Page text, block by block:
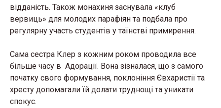
відданість. Також монахиня заснувала «клуб
вервиць» для молодих парафіян та подбала про
регулярну участь студентів у таїнстві примирення.
Сама сестра Клер з кожним роком проводила все
більше часу в Адорації. Вона зізналася, що з самого
початку свого формування, поклоніння Євхаристії та
хресту допомагали їй долати труднощі та уникати
спокус.